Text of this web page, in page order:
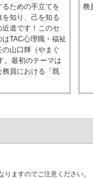
ための手立てを
知り、己を知る
近道です！このセ
はTAC心理職・福祉
山口輝（やまぐ
。最初のテーマは
務員における「既
務
りますのでご注意ください。